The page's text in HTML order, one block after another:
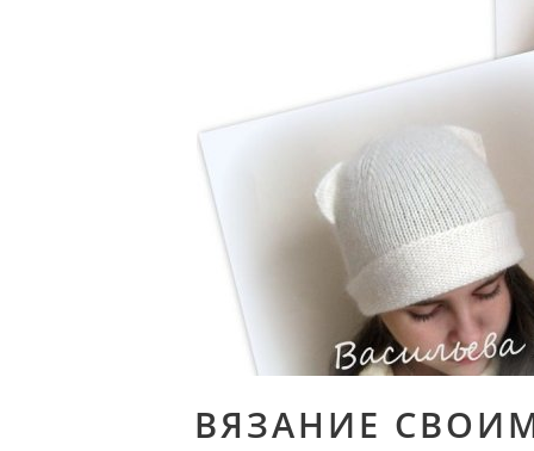
ВЯЗАНИЕ